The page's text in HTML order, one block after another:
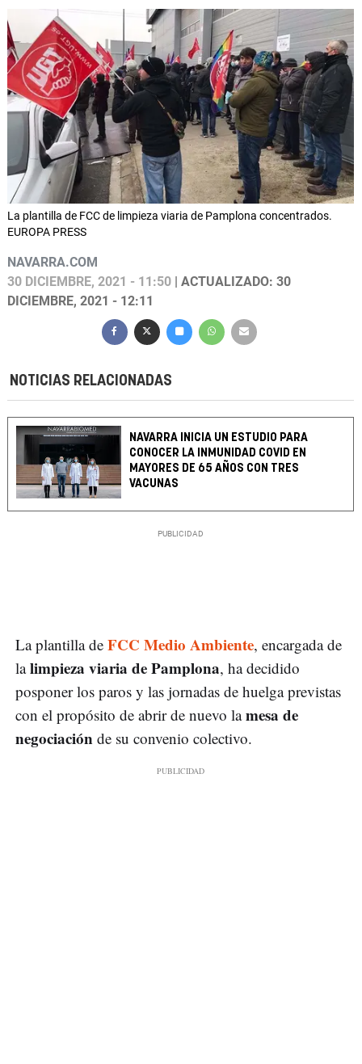
La plantilla de FCC de limpieza viaria de Pamplona concentrados.
EUROPA PRESS
NAVARRA.COM
30 DICIEMBRE, 2021 - 11:50 | ACTUALIZADO: 30
DICIEMBRE, 2021 - 12:11
NOTICIAS RELACIONADAS
NAVARRA INICIA UN ESTUDIO PARA
CONOCER LA INMUNIDAD COVID EN
MAYORES DE 65 AÑOS CON TRES
VACUNAS
La plantilla de FCC Medio Ambiente, encargada de
lalimpieza viaria de Pamplona, ha decidido
posponer los paros y las jornadas de huelga previstas
con el propósito de abrir de nuevo lamesa de
negociación de su convenio colectivo.